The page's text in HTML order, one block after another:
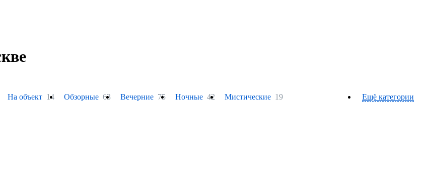
На объект 14 Обзорные 63 Вечерние 75 Ночные 42 Мистические 19 Ещё категории